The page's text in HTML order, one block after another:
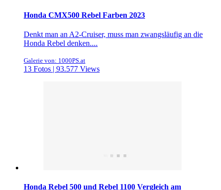
Honda CMX500 Rebel Farben 2023
Denkt man an A2-Cruiser, muss man zwangsläufig an die
Honda Rebel denken....
Galerie von: 1000PS.at
13 Fotos | 93.577 Views
Honda Rebel 500 und Rebel 1100 Vergleich am